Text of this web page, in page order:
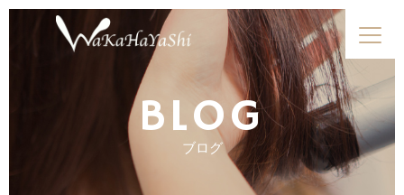
BLOG
ブログ